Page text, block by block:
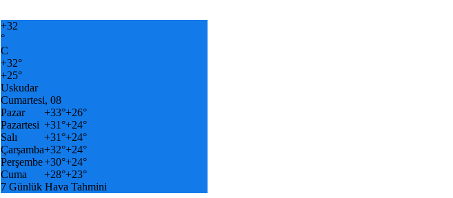
+32
°
C
+32°
+25°
Uskudar
Cumartesi, 08
Pazar
+33°+26°
Pazartesi +31°+24°
Salı
+31°+24°
Çarşamba+32°+24°
Perşembe+30°+24°
Cuma
+28°+23°
7 Günlük Hava Tahmini